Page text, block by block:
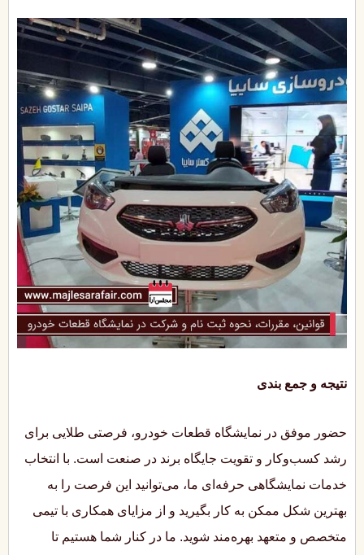
نتیجه و جمع بندی
حضور موفق در نمایشگاه قطعات خودرو، فرصتی طلایی برای
رشد کسب‌وکار و تقویت جایگاه برند در صنعت است. با انتخاب
خدمات نمایشگاهی حرفه‌ای ما، می‌توانید این فرصت را به
بهترین شکل ممکن به کار بگیرید و از مزایای همکاری با تیمی
متخصص و متعهد بهره‌مند شوید. ما در کنار شما هستیم تا